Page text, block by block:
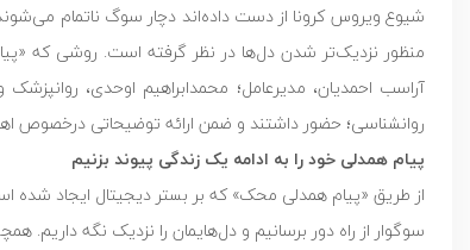
شیوع ویروس کرونا از دست داده‌اند دچار سوگ ناتمام
منظور نزدیک‌تر شدن دل‌ها در نظر گرفته است. روشی که
آراسب احمدیان، مدیرعامل؛ محمدابراهیم اوحدی،
روانشناسی؛ حضور داشتند و ضمن ارائه توضیحاتی درخصوص
پیام همدلی خود را به ادامه یک زندگی پیوند بزنیم
از طریق «پیام همدلی محک» که بر بستر دیجیتال ایجاد شده
سوگوار از راه دور برسانیم و دل‌هایمان را نزدیک نگه